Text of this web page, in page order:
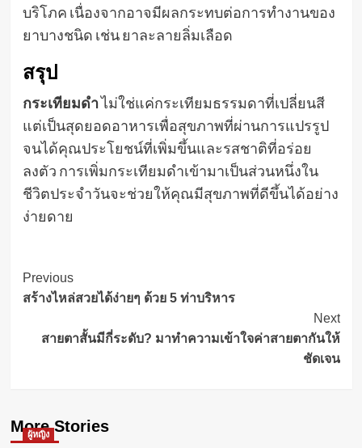
บริโภค เนื่องจากอาจมีผลกระทบต่อการทำงานของ
ยาบางชนิด เช่น ยาละลายลิ่มเลือด
สรุป
กระเทียมดำไม่ใช่แค่กระเทียมธรรมดาที่เปลี่ยนสี
แต่เป็นสุดยอดอาหารเพื่อสุขภาพที่ผ่านการแปรรูป
จนได้คุณประโยชน์ที่เพิ่มขึ้นและรสชาติที่อร่อย
ลงตัว การเพิ่มกระเทียมดำเข้ามาเป็นส่วนหนึ่งใน
ชีวิตประจำวันจะช่วยให้คุณมีสุขภาพที่ดีขึ้นได้อย่าง
ง่ายดาย
Post
Navigation
Previous
สร้างไหล่สวยได้ง่ายๆ ด้วย 5 ท่าบริหาร
Next
สายตาสั้นมีกี่ระดับ? มาทำความเข้าใจค่าสายตากันให้
ชัดเจน
More Stories
ผู้หญิง